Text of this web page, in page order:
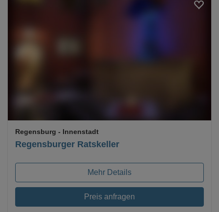
Regensburger Ratskeller
Regensburg - Innenstadt
Mehr Details
Preis anfragen